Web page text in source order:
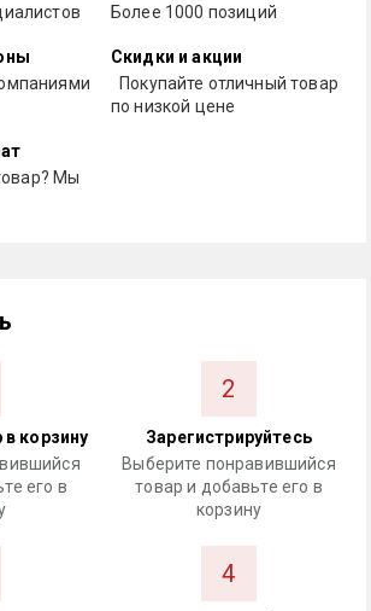
Более 1000 позиций
Скидки и акции
Покупайте отличный товар
по низкой цене
Мы
корзину
его в
2
Зарегистрируйтесь
Выберите понравившийся
товар и добавьте его в
корзину
4